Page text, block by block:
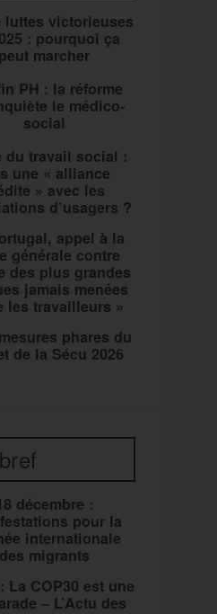
luttes victorieuses
: pourquoi ça
peut marcher
PH : la réforme
le médico-
social
du travail social :
une « alliance
» avec les
d’usagers ?
appel à la
générale contre
des plus grandes
jamais menées
les travailleurs »
phares du
de la Sécu 2026
décembre :
pour la
internationale
des migrants
La COP30 est une
– L’Actu des